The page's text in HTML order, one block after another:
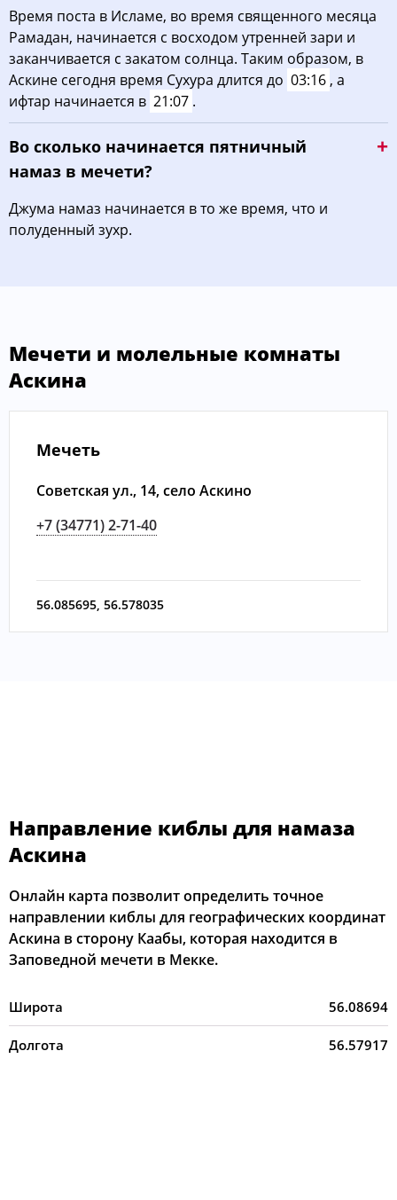
Время поста в Исламе, во время священного месяца
Рамадан, начинается с восходом утренней зари и
заканчивается с закатом солнца. Таким образом, в
Аскине сегодня время Сухура длится до 03:16 , а
ифтар начинается в 21:07 .
Во сколько начинается пятничный
намаз в мечети?
Джума намаз начинается в то же время, что и
полуденный зухр.
Мечети и молельные комнаты
Аскина
Мечеть
Советская ул., 14, село Аскино
+7 (34771) 2-71-40
56.085695, 56.578035
Направление киблы для намаза
Аскина
Онлайн карта позволит определить точное
направлении киблы для географических координат
Аскина в сторону Каабы, которая находится в
Заповедной мечети в Мекке.
Широта 56.08694
Долгота 56.57917